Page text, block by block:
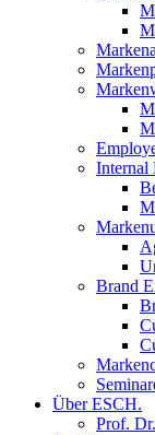
Internal
Brand
Über ESCH.
Prof.